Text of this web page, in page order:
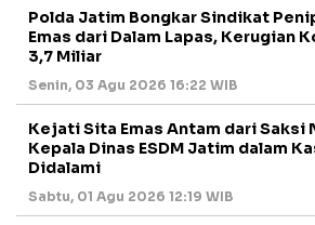
Polda Jatim Bongkar Sindikat
Emas dari Dalam Lapas, Kerugian
3,7 Miliar
Senin, 03 Agu 2026 16:22 WIB
Kejati Sita Emas Antam dari Saksi
Kepala Dinas ESDM Jatim dalam
Didalami
Sabtu, 01 Agu 2026 12:19 WIB